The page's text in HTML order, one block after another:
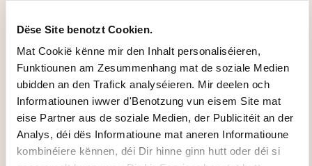
Dëse Site benotzt Cookien.
Mat Cookië kënne mir den Inhalt personaliséieren,
Funktiounen am Zesummenhang mat de soziale Medien
ubidden an den Trafick analyséieren. Mir deelen och
Informatiounen iwwer d'Benotzung vun eisem Site mat
eise Partner aus de soziale Medien, der Publicitéit an der
Analys, déi dës Informatioune mat aneren Informatioune
kombinéiere kënnen, déi Dir hinne ginn hutt oder déi si
All d'Formatioune gesinn
Dës aner Formatioune kéinten Iech och
interesséieren: